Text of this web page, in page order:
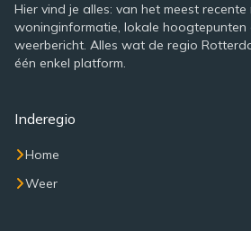
Hier vind je alles: van het meest
woninginformatie, lokale hoogtepunten
weerbericht. Alles wat de regio
één enkel platform.
Inderegio
Home
Weer